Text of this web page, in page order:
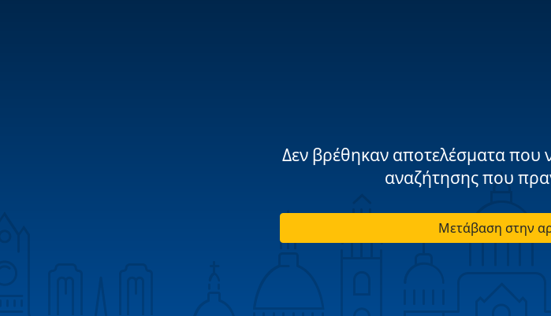
Δεν βρέθηκαν αποτελέσματα που
αναζήτησης που
Μετάβαση στην